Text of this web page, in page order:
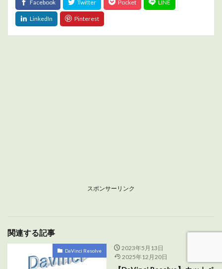
スポンサーリンク
関連する記事
DaVinci Resolve
2023年5月13日
2025年12月20日